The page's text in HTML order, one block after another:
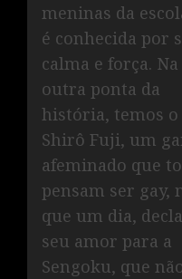
meninas da
é conhecida por
calma e força. Na
outra ponta da
história, temos o
Shirô Fuji, um
afeminado que
pensam ser gay,
que um dia,
seu amor para a
Sengoku, que